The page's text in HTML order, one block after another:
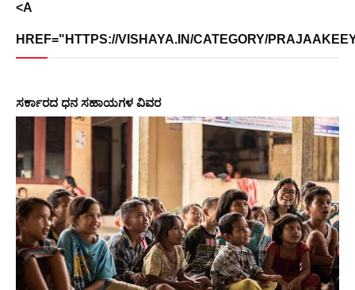
<A
HREF="HTTPS://VISHAYA.IN/CATEGORY/
ಸರ್ಕಾರದ​ ​ಧನ ಸಹಾಯಗಳ ವಿವರ